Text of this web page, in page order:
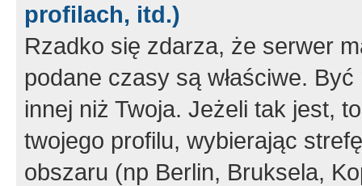
profilach, itd.)
Rzadko się zdarza, że serwer
podane czasy są właściwe.
innej niż Twoja. Jeżeli tak jest,
twojego profilu, wybierając
obszaru (np Berlin, Bruksela,